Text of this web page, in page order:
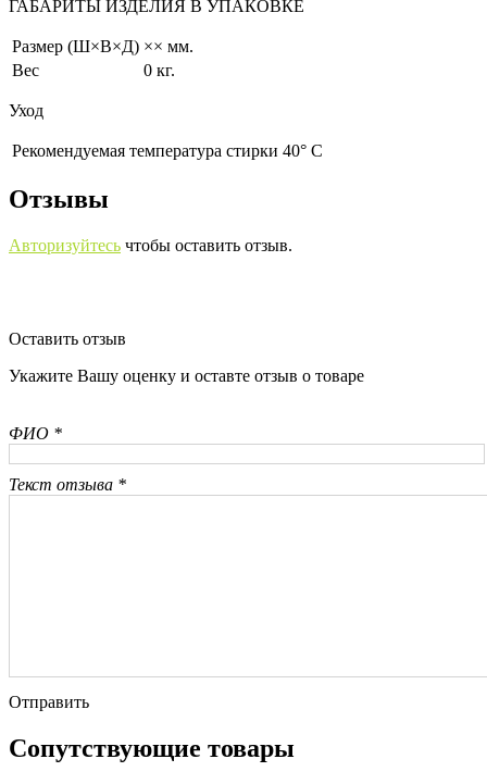
ГАБАРИТЫ ИЗДЕЛИЯ В УПАКОВКЕ
Размер (Ш×В×Д) ×× мм.
Вес
0 кг.
Уход
Рекомендуемая температура стирки 40° С
Отзывы
Авторизуйтесь чтобы оставить отзыв.
Оставить отзыв
Укажите Вашу оценку и оставте отзыв о товаре
ФИО *
Текст отзыва *
Отправить
Сопутствующие товары